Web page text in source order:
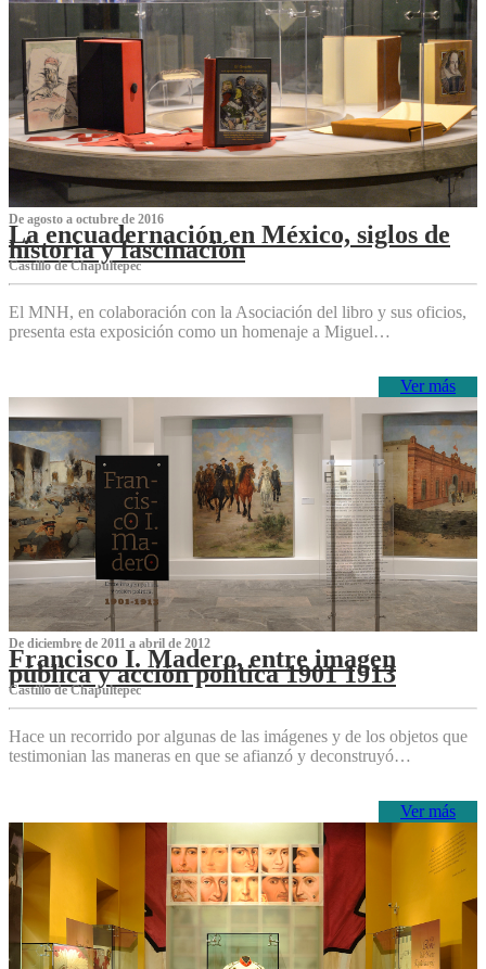
De agosto a octubre de 2016
La encuadernación en México, siglos de
historia y fascinación
Castillo de Chapultepec
El MNH, en colaboración con la Asociación del libro y sus oficios,
presenta esta exposición como un homenaje a Miguel…
Ver más
De diciembre de 2011 a abril de 2012
Francisco I. Madero, entre imagen
pública y acción política 1901 1913
Castillo de Chapultepec
Hace un recorrido por algunas de las imágenes y de los objetos que
testimonian las maneras en que se afianzó y deconstruyó…
Ver más